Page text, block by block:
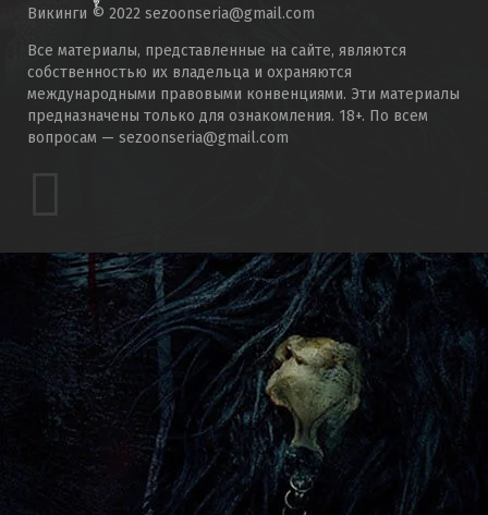
Викинги © 2022 sezoonseria@gmail.com
Все материалы, представленные на сайте, являются
собственностью их владельца и охраняются
международными правовыми конвенциями. Эти материалы
предназначены только для ознакомления. 18+. По всем
вопросам — sezoonseria@gmail.com